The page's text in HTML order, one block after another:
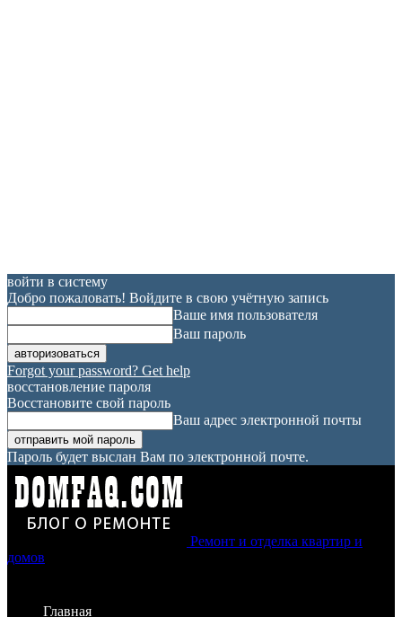
войти в систему
Добро пожаловать! Войдите в свою учётную запись
Ваше имя пользователя
Ваш пароль
Forgot your password? Get help
восстановление пароля
Восстановите свой пароль
Ваш адрес электронной почты
Пароль будет выслан Вам по электронной почте.
Ремонт и отделка квартир и
домов
Главная